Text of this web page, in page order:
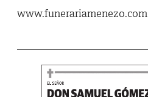
www.funerariamenezo.com